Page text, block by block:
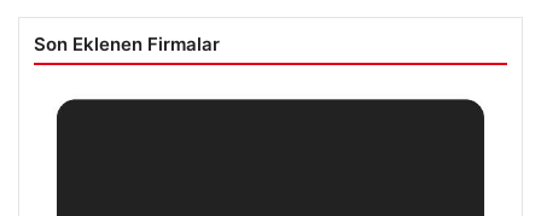
Son Eklenen Firmalar